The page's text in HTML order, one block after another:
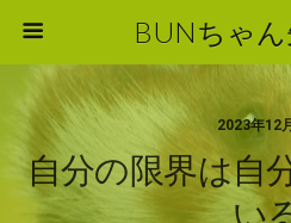
BUNちゃ
2023年12
自分の限界は自
い